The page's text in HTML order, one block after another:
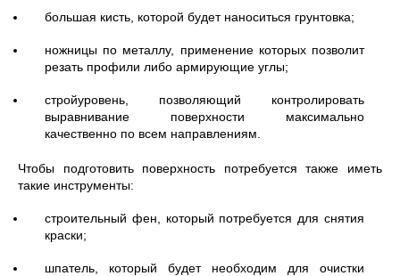
большая кисть, которой будет наноситься грунтовка;
ножницы по металлу, применение которых позволит
резать профили либо армирующие углы;
стройуровень, позволяющий контролировать
выравнивание поверхности максимально
качественно по всем направлениям.
Чтобы подготовить поверхность потребуется также иметь
такие инструменты:
строительный фен, который потребуется для снятия
краски;
шпатель, который будет необходим для очистки